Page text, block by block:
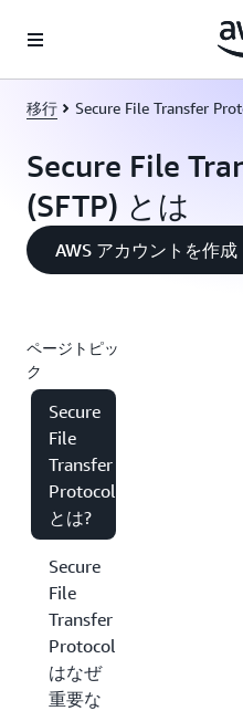
移行 Secure File Transfer
Secure File
(SFTP) とは
AWS アカウントを作成
ページトピッ
ク
Secure
File
Transfer
Protocol
とは?
Secure
File
Transfer
Protocol
はなぜ
重要な